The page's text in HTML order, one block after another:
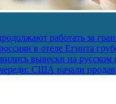
работать за
в отеле Египта
вывески на русском
США начали